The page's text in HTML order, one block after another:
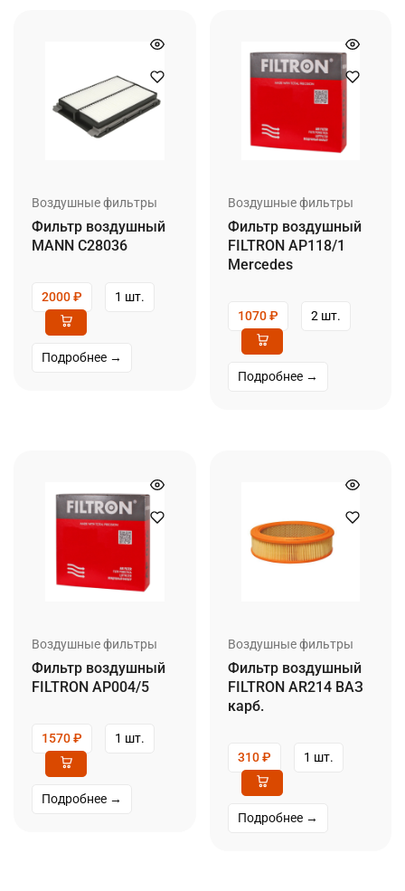
Воздушные фильтры
Фильтр воздушный
MANN C28036
2000₽ 1 шт.
Подробнее →
Воздушные фильтры
Фильтр воздушный
FILTRON AP118/1
Mercedes
1070₽ 2 шт.
Подробнее →
Воздушные фильтры
Фильтр воздушный
FILTRON AP004/5
1570₽ 1 шт.
Подробнее →
Воздушные фильтры
Фильтр воздушный
FILTRON AR214 ВАЗ
карб.
310₽ 1 шт.
Подробнее →